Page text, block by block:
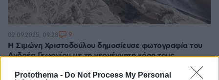
Protothema - Do Not Process My Personal
Η Σιμώνη Χριστοδούλου δημοσίευσε φωτογραφία του
Ανδρέα Γεωργίου με τη νεογέννητη κόρη τους
Η make-up artist έκανε μια ανάρτηση με αφορμή τη
02.09.2025, 09:28 9